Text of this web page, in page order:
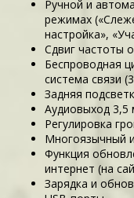
Ручной и
режимах
настройка»,
Сдвиг частоты
Беспроводная
система связи
Задняя
Аудиовыход 3,5
Регулировка
Многоязычный
Функция
интернет (на
Зарядка и